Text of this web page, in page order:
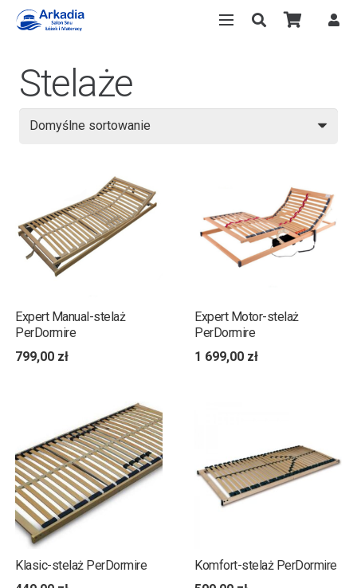
Stelaże
Expert Manual-stelaż
PerDormire
799,00 zł
Expert Motor-stelaż
PerDormire
1 699,00 zł
Klasic-stelaż PerDormire
Komfort-stelaż PerDormire